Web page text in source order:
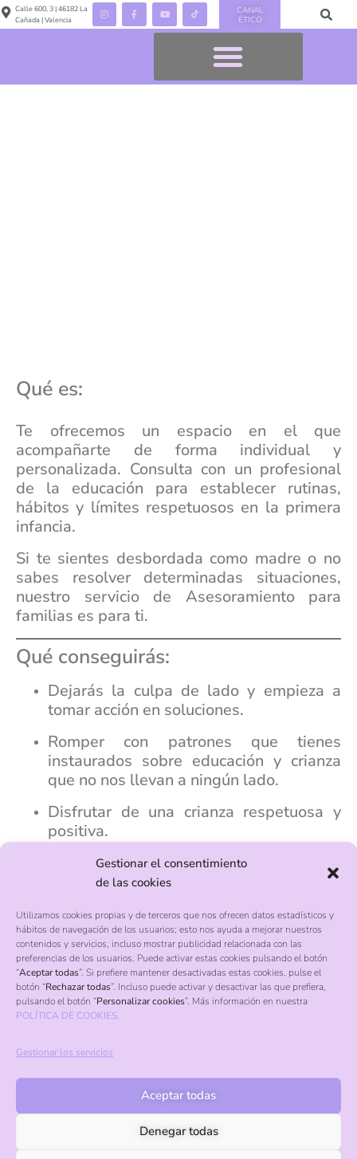
Gestionar el consentimiento
de las cookies
Utilizamos cookies propias y de terceros que nos ofrecen datos estadísticos y
hábitos de navegación de los usuarios; esto nos ayuda a mejorar nuestros
contenidos y servicios, incluso mostrar publicidad relacionada con las
preferencias de los usuarios. Puede activar estas cookies pulsando el botón
“Aceptar todas”. Si prefiere mantener desactivadas estas cookies, pulse el
botón “Rechazar todas”. Incluso puede activar y desactivar las que prefiera,
pulsando el botón “Personalizar cookies”. Más información en nuestra
POLÍTICA DE COOKIES.
Gestionar los servicios
Aceptar todas
Denegar todas
Calle 600, 3 | 46182 La
Cañada | Valencia
CANAL
ÉTICO
Qué es:
Te ofrecemos un espacio en el que
acompañarte de forma individual y
personalizada. Consulta con un profesional
de la educación para establecer rutinas,
hábitos y límites respetuosos en la primera
infancia.
Si te sientes desbordada como madre o no
sabes resolver determinadas situaciones,
nuestro servicio de Asesoramiento para
familias es para ti.
Qué conseguirás:
Dejarás la culpa de lado y empieza a
tomar acción en soluciones.
Romper con patrones que tienes
instaurados sobre educación y crianza
que no nos llevan a ningún lado.
Disfrutar de una crianza respetuosa y
positiva.
Convierte los retos del día a día en una
oportunidad para conectar con tu hijo.
Te daremos herramientas sencillas,
eficaces y respetuosas para que puedas
lograr resultados desde el primer día.
Cómo funciona:
Te enviaremos un formulario para
conocer a vuestra familia (rutinas,
horarios, estilo de vida), así como los
principales obstáculos con los que os
encontráis en la crianza y los aspectos
sobre los que queréis trabajar.
Realizaremos una entrevista (en persona